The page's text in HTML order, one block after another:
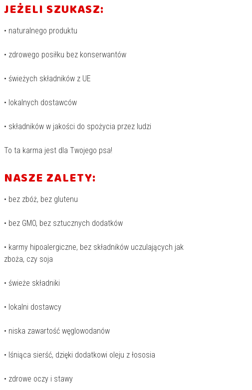
JEŻELI SZUKASZ:
• naturalnego produktu
• zdrowego posiłku bez konserwantów
• świeżych składników z UE
• lokalnych dostawców
• składników w jakości do spożycia przez ludzi
To ta karma jest dla Twojego psa!
NASZE ZALETY:
• bez zbóż, bez glutenu
• bez GMO, bez sztucznych dodatków
• karmy hipoalergiczne, bez składników uczulających jak
zboża, czy soja
• świeże składniki
• lokalni dostawcy
• niska zawartość węglowodanów
• lśniąca sierść, dzięki dodatkowi oleju z łososia
• zdrowe oczy i stawy